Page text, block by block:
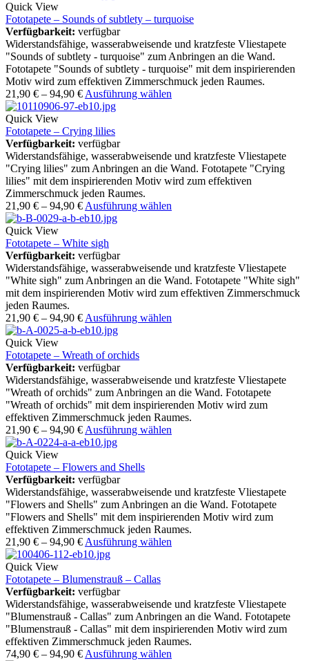
Quick View
Fototapete – Sounds of subtlety – turquoise
Verfügbarkeit: verfügbar
Widerstandsfähige, wasserabweisende und kratzfeste Vliestapete
"Sounds of subtlety - turquoise" zum Anbringen an die Wand.
Fototapete "Sounds of subtlety - turquoise" mit dem inspirierenden
Motiv wird zum effektiven Zimmerschmuck jeden Raumes.
21,90 € – 94,90 € Ausführung wählen
Quick View
Fototapete – Crying lilies
Verfügbarkeit: verfügbar
Widerstandsfähige, wasserabweisende und kratzfeste Vliestapete
"Crying lilies" zum Anbringen an die Wand. Fototapete "Crying
lilies" mit dem inspirierenden Motiv wird zum effektiven
Zimmerschmuck jeden Raumes.
21,90 € – 94,90 € Ausführung wählen
Quick View
Fototapete – White sigh
Verfügbarkeit: verfügbar
Widerstandsfähige, wasserabweisende und kratzfeste Vliestapete
"White sigh" zum Anbringen an die Wand. Fototapete "White sigh"
mit dem inspirierenden Motiv wird zum effektiven Zimmerschmuck
jeden Raumes.
21,90 € – 94,90 € Ausführung wählen
Quick View
Fototapete – Wreath of orchids
Verfügbarkeit: verfügbar
Widerstandsfähige, wasserabweisende und kratzfeste Vliestapete
"Wreath of orchids" zum Anbringen an die Wand. Fototapete
"Wreath of orchids" mit dem inspirierenden Motiv wird zum
effektiven Zimmerschmuck jeden Raumes.
21,90 € – 94,90 € Ausführung wählen
Quick View
Fototapete – Flowers and Shells
Verfügbarkeit: verfügbar
Widerstandsfähige, wasserabweisende und kratzfeste Vliestapete
"Flowers and Shells" zum Anbringen an die Wand. Fototapete
"Flowers and Shells" mit dem inspirierenden Motiv wird zum
effektiven Zimmerschmuck jeden Raumes.
21,90 € – 94,90 € Ausführung wählen
Quick View
Fototapete – Blumenstrauß – Callas
Verfügbarkeit: verfügbar
Widerstandsfähige, wasserabweisende und kratzfeste Vliestapete
"Blumenstrauß - Callas" zum Anbringen an die Wand. Fototapete
"Blumenstrauß - Callas" mit dem inspirierenden Motiv wird zum
effektiven Zimmerschmuck jeden Raumes.
74,90 € – 94,90 € Ausführung wählen